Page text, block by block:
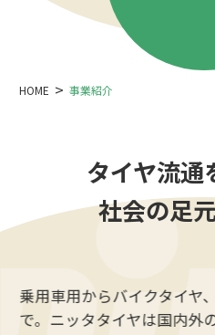
HOME 事業紹介
タイヤ流通
社会の足
乗用車用からバイクタイヤ
で。ニッタタイヤは国内外